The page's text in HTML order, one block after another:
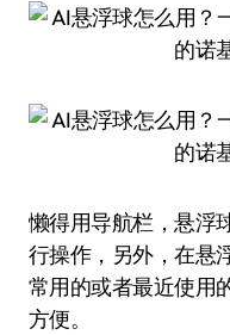
懒得用导航栏，悬浮
行操作，另外，在悬
常用的或者最近使用
方便。